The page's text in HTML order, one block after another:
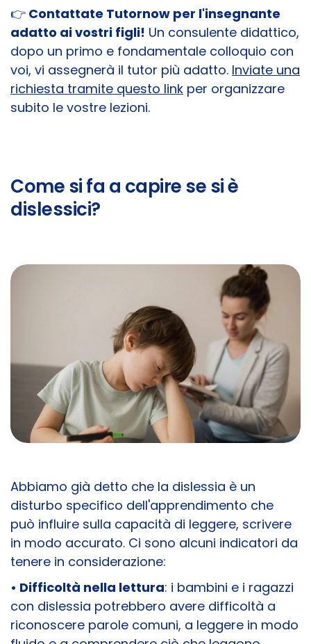
👉 Contattate Tutornow per l'insegnante
adatto ai vostri figli! Un consulente didattico,
dopo un primo e fondamentale colloquio con
voi, vi assegnerà il tutor più adatto. Inviate una
richiesta tramite questo link per organizzare
subito le vostre lezioni.
Come si fa a capire se si è
dislessici?
Abbiamo già detto che la dislessia è un
disturbo specifico dell'apprendimento che
può influire sulla capacità di leggere, scrivere
in modo accurato. Ci sono alcuni indicatori da
tenere in considerazione:
• Difficoltà nella lettura: i bambini e i ragazzi
con dislessia potrebbero avere difficoltà a
riconoscere parole comuni, a leggere in modo